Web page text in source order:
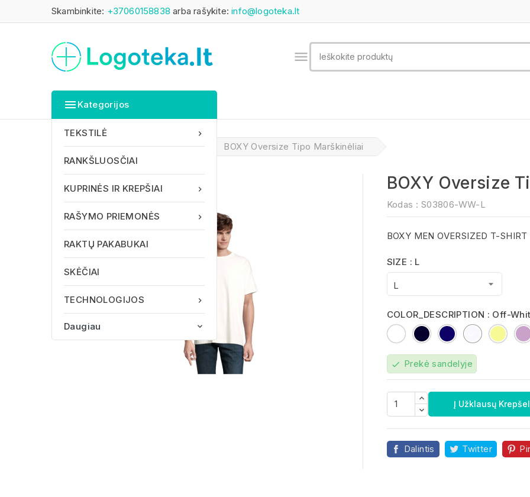
Skambinkite: +37060158838 arba rašykite:info@logoteka.lt

 Kategorijos

TEKSTILĖ
RANKŠLUOSČIAI

KUPRINĖS IR KREPŠIAI

RAŠYMO PRIEMONĖS
RAKTŲ PAKABUKAI
SKĖČIAI

TECHNOLOGIJOS
Daugiau 
Pagrindinis TEKSTILĖ BOXY Oversize Tipo Marškinėliai
BOXY Oversize
Kodas : S03806-WW-L
BOXY MEN OVERSIZED T-SHIRT
SIZE : L
COLOR_DESCRIPTION : Off-
WhiteDeep
Black
French
Navy
Off-
White
Light
check Prekė sandelyje
Į Užklausų
Dalintis Twitter